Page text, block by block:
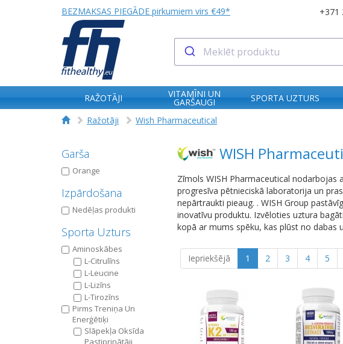
BEZMAKSAS PIEGĀDE pirkumiem virs €49* +371
RAŽOTĀJI VITAMĪNI UN
GARŠAUGI SPORTA UZTURS
Ražotāji
Wish Pharmaceutical
Garša
Orange
Izpārdošana
Nedēļas produkti
Sporta Uzturs
Aminoskābes
L-Citrulīns
L-Leucine
L-Lizīns
L-Tirozīns
Pirms Treniņa Un
Еnerģētiķi
Slāpekļa Oksīda
Pastiprinātāji
WISH
Zīmols WISH Pharmaceutical
progresīva pētnieciskā laboratorija un
nepārtraukti pieaug. . WISH Group
inovatīvu produktu. Izvēloties uztura
kopā ar mums spēku, kas plūst no
Iepriekšējā 1 2 3 4 5